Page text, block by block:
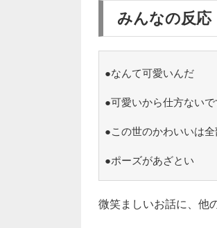
みんなの反応
●なんて可愛いんだ
●可愛いから仕方ない
●この世のかわいいは
●ポーズがあざとい
微笑ましいお話に、他